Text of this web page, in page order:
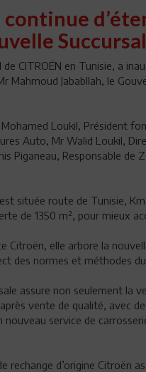
CITROËN en Tunisie, a
Mahmoud Jababllah, le
Loukil, Président
Auto, Mr Walid Loukil,
Piganeau, Responsable
située route de Tunisie,
de 1350 m², pour mieux
Citroën, elle arbore la
des normes et méthodes
assure non seulement la
vente de qualité, avec
service de
rechange d’origine Citroën